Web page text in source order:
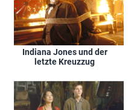
Indiana Jones und der
letzte Kreuzzug